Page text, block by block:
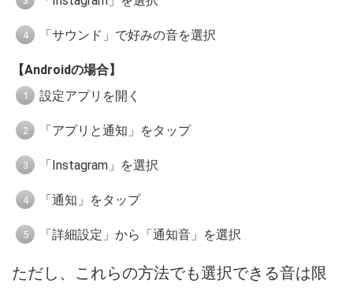
「サウンド」で好みの音を選択
【Androidの場合】
設定アプリを開く
「アプリと通知」をタップ
「Instagram」を選択
「通知」をタップ
「詳細設定」から「通知音」を選択
ただし、これらの方法でも選択できる音は限